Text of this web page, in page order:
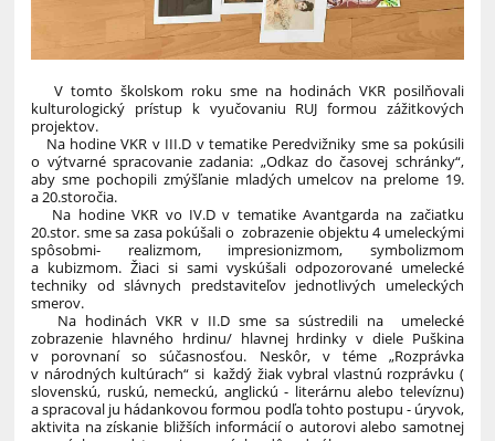
V tomto školskom roku sme na hodinách VKR posilňovali
kulturologický prístup k vyučovaniu RUJ formou zážitkových
projektov.
Na hodine VKR v III.D v tematike Peredvižniky sme sa pokúsili
o výtvarné spracovanie zadania: „Odkaz do časovej schránky“,
aby sme pochopili zmýšľanie mladých umelcov na prelome 19.
a 20.storočia.
Na hodine VKR vo IV.D v tematike Avantgarda na začiatku
20.stor. sme sa zasa pokúšali o zobrazenie objektu 4 umeleckými
spôsobmi- realizmom, impresionizmom, symbolizmom
a kubizmom. Žiaci si sami vyskúšali odpozorované umelecké
techniky od slávnych predstaviteľov jednotlivých umeleckých
smerov.
Na hodinách VKR v II.D sme sa sústredili na umelecké
zobrazenie hlavného hrdinu/ hlavnej hrdinky v diele Puškina
v porovnaní so súčasnosťou. Neskôr, v téme „Rozprávka
v národných kultúrach“ si každý žiak vybral vlastnú rozprávku (
slovenskú, ruskú, nemeckú, anglickú - literárnu alebo televíznu)
a spracoval ju hádankovou formou podľa tohto postupu - úryvok,
aktivita na získanie bližších informácií o autorovi alebo samotnej